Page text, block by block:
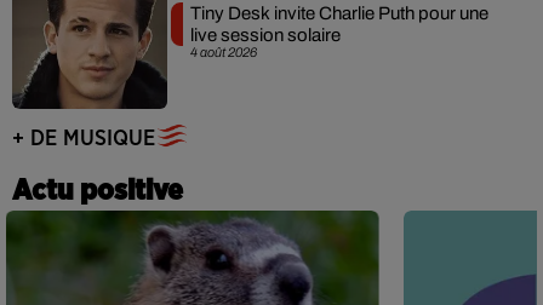
4 août 2026
Tiny Desk invite Charlie Puth pour une
live session solaire
+ DE MUSIQUE
Actu positive